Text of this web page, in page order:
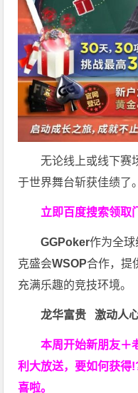
无论线上或线下赛
于世界舞台斩获佳绩了。
立即百度搜索领取
GGPoker作为全
克盛会WSOP合作，提
充满乐趣的竞技环境。
龙华富贵 激动人
本周开始新朋友＋
利大放送，要如何获得
喜啦。